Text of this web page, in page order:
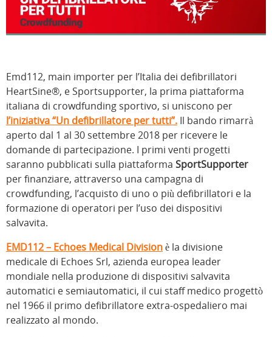
Emd112, main importer per l’Italia dei defibrillatori
HeartSine®, e Sportsupporter, la prima piattaforma
italiana di crowdfunding sportivo, si uniscono per
l’iniziativa “Un defibrillatore per tutti”. Il bando rimarrà
aperto dal 1 al 30 settembre 2018 per ricevere le
domande di partecipazione. I primi venti progetti
saranno pubblicati sulla piattaforma SportSupporter
per finanziare, attraverso una campagna di
crowdfunding, l’acquisto di uno o più defibrillatori e la
formazione di operatori per l’uso dei dispositivi
salvavita.
EMD112 – Echoes Medical Divisionè la divisione
medicale di Echoes Srl, azienda europea leader
mondiale nella produzione di dispositivi salvavita
automatici e semiautomatici, il cui staff medico progettò
nel 1966 il primo defibrillatore extra-ospedaliero mai
realizzato al mondo.